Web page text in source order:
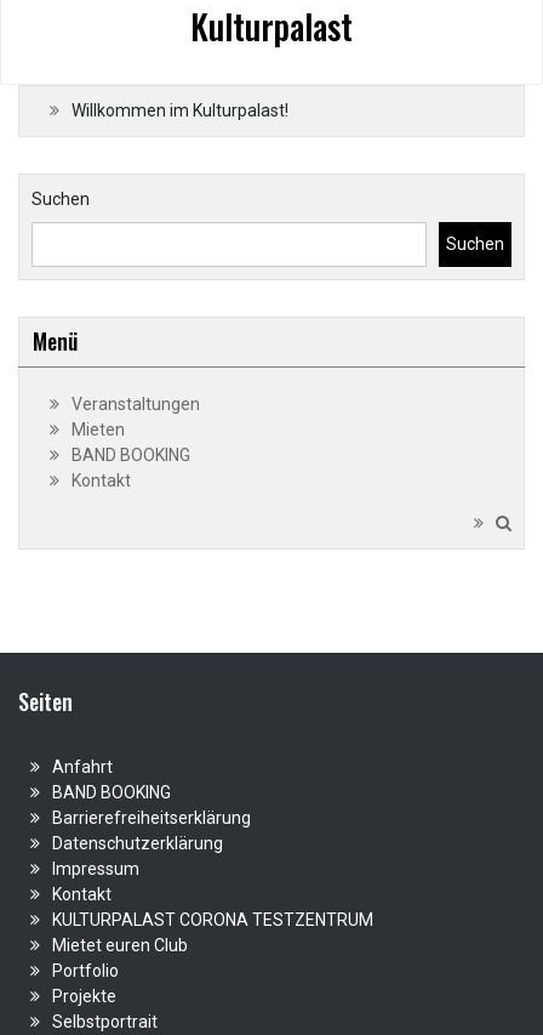
Kulturpalast
Willkommen im Kulturpalast!
Suchen
Suchen
Menü
Veranstaltungen
Mieten
BAND BOOKING
Kontakt
Seiten
Anfahrt
BAND BOOKING
Barrierefreiheitserklärung
Datenschutzerklärung
Impressum
Kontakt
KULTURPALAST CORONA TESTZENTRUM
Mietet euren Club
Portfolio
Projekte
Selbstportrait